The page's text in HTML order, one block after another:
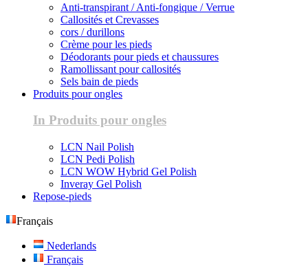
Anti-transpirant / Anti-fongique / Verrue
Callosités et Crevasses
cors / durillons
Crème pour les pieds
Déodorants pour pieds et chaussures
Ramollissant pour callosités
Sels bain de pieds
Produits pour ongles
In Produits pour ongles
LCN Nail Polish
LCN Pedi Polish
LCN WOW Hybrid Gel Polish
Inveray Gel Polish
Repose-pieds
Français
Nederlands
Français